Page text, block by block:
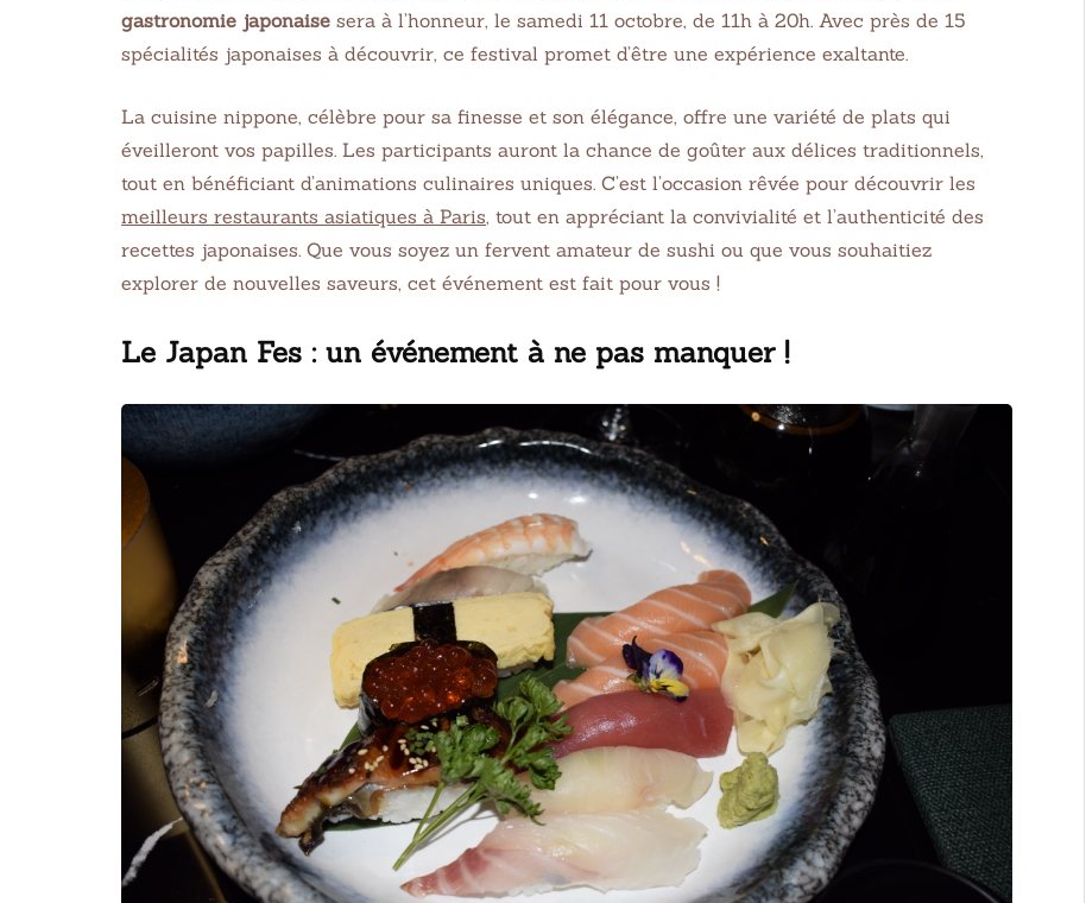
gastronomie japonaise sera à l’honneur, le samedi 11 octobre, de 11h à 20h. Avec près de 15
spécialités japonaises à découvrir, ce festival promet d’être une expérience exaltante.
La cuisine nippone, célèbre pour sa finesse et son élégance, offre une variété de plats qui
éveilleront vos papilles. Les participants auront la chance de goûter aux délices traditionnels,
tout en bénéficiant d’animations culinaires uniques. C’est l’occasion rêvée pour découvrir les
meilleurs restaurants asiatiques à Paris, tout en appréciant la convivialité et l’authenticité des
recettes japonaises. Que vous soyez un fervent amateur de sushi ou que vous souhaitiez
explorer de nouvelles saveurs, cet événement est fait pour vous !
Le Japan Fes : un événement à ne pas manquer !